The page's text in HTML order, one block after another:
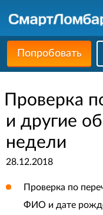
Попробовать
Проверка
и другие
недели
28.12.2018
Проверка по
ФИО и дате